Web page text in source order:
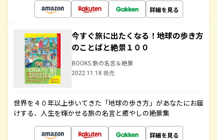
詳細を見る
今すぐ旅に出たくなる！地球の歩き方
のことばと絶景１００
BOOKS 旅の名言＆絶景
2022.11.18 発売
世界を４０年以上歩いてきた「地球の歩き方」があなたにお届
けする、人生を輝かせる旅の名言と癒やしの絶景集
詳細を見る